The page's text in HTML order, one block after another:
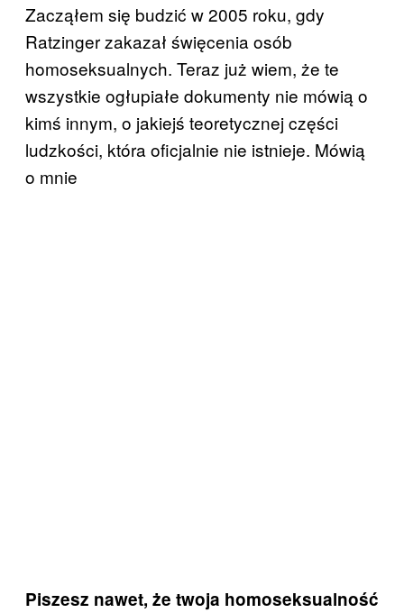
Zacząłem się budzić w 2005 roku, gdy
Ratzinger zakazał święcenia osób
homoseksualnych. Teraz już wiem, że te
wszystkie ogłupiałe dokumenty nie mówią o
kimś innym, o jakiejś teoretycznej części
ludzkości, która oficjalnie nie istnieje. Mówią
o mnie
Piszesz nawet, że twoja homoseksualność